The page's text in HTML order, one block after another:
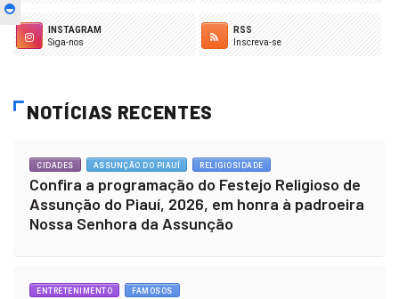
INSTAGRAM
Siga-nos
RSS
Inscreva-se
NOTÍCIAS RECENTES
CIDADES ASSUNÇÃO DO PIAUÍ RELIGIOSIDADE
Confira a programação do Festejo Religioso de
Assunção do Piauí, 2026, em honra à padroeira
Nossa Senhora da Assunção
ENTRETENIMENTO FAMOSOS